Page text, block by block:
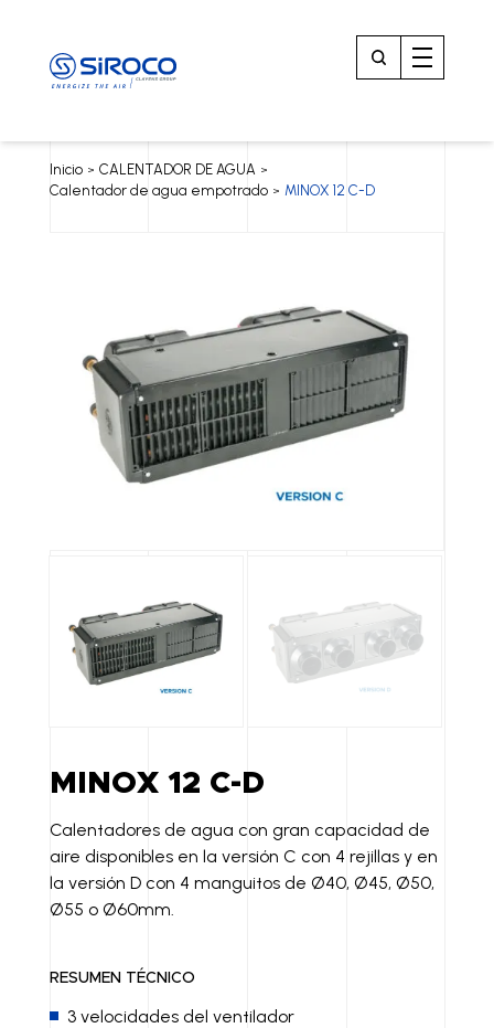
Inicio > CALENTADOR DE AGUA >
Calentador de agua empotrado > MINOX 12 C-D
MINOX 12 C-D
Calentadores de agua con gran capacidad de
aire disponibles en la versión C con 4 rejillas y en
la versión D con 4 manguitos de Ø40, Ø45, Ø50,
Ø55 o Ø60mm.
RESUMEN TÉCNICO
3 velocidades del ventilador